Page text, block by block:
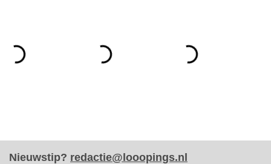
Nieuwstip? redactie@looopings.nl